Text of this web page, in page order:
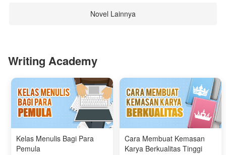
Novel Lainnya
Writing Academy
Kelas Menulis Bagi Para
Pemula
Cara Membuat Kemasan
Karya Berkualitas Tinggi